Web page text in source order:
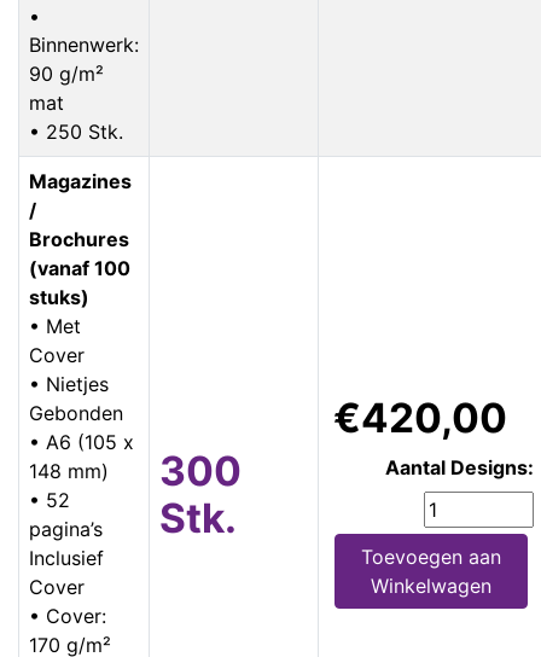
•
Binnenwerk:
90 g/m²
mat
• 250 Stk.
Magazines
/
Brochures
(vanaf 100
stuks)
• Met
Cover
• Nietjes
Gebonden
• A6 (105 x
148 mm)
• 52
pagina’s
Inclusief
Cover
• Cover:
170 g/m²
300
Stk.
€420,00
Aantal Designs:
Toevoegen aan
Winkelwagen